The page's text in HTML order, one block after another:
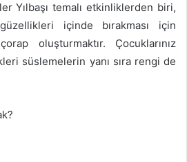
Yılbaşı temalı etkinliklerden biri,
içinde bırakması için
oluşturmaktır. Çocuklarınız
süslemelerin yanı sıra rengi de